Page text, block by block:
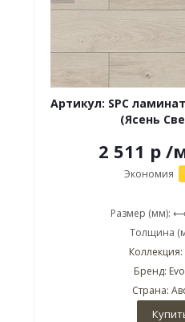
Артикул: SPC
(Ясень
2 511 р /
Экономия
Размер (мм):
Толщина
Бренд:
Страна: